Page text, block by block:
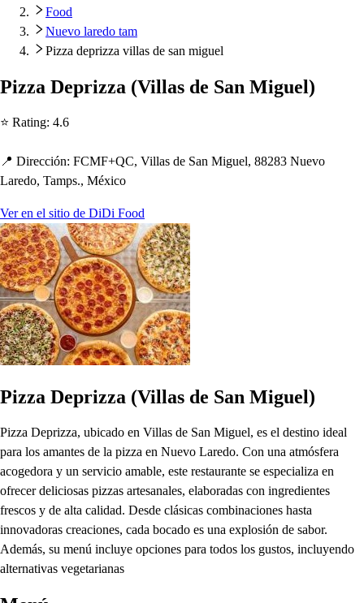
Food
Nuevo laredo tam
Pizza deprizza villas de san miguel
Pizza Deprizza (Villas de San Miguel)
⭐ Rating: 4.6
📍 Dirección: FCMF+QC, Villas de San Miguel, 88283 Nuevo
Laredo, Tamps., México
Ver en el sitio de DiDi Food
Pizza Deprizza (Villas de San Miguel)
Pizza Deprizza, ubicado en Villas de San Miguel, es el destino ideal
para los amantes de la pizza en Nuevo Laredo. Con una atmósfera
acogedora y un servicio amable, este restaurante se especializa en
ofrecer deliciosas pizzas artesanales, elaboradas con ingredientes
frescos y de alta calidad. Desde clásicas combinaciones hasta
innovadoras creaciones, cada bocado es una explosión de sabor.
Además, su menú incluye opciones para todos los gustos, incluyendo
alternativas vegetarianas